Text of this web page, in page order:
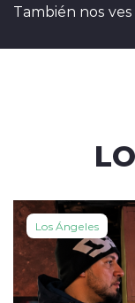
También nos ves
Los Ángeles